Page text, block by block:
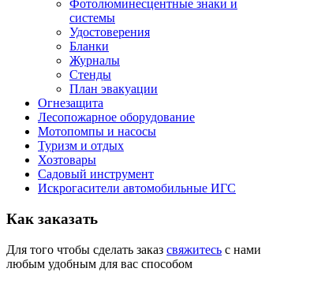
Фотолюминесцентные знаки и
системы
Удостоверения
Бланки
Журналы
Стенды
План эвакуации
Огнезащита
Лесопожарное оборудование
Мотопомпы и насосы
Туризм и отдых
Хозтовары
Садовый инструмент
Искрогасители автомобильные ИГС
Как заказать
Для того чтобы сделать заказ свяжитесь с нами
любым удобным для вас способом